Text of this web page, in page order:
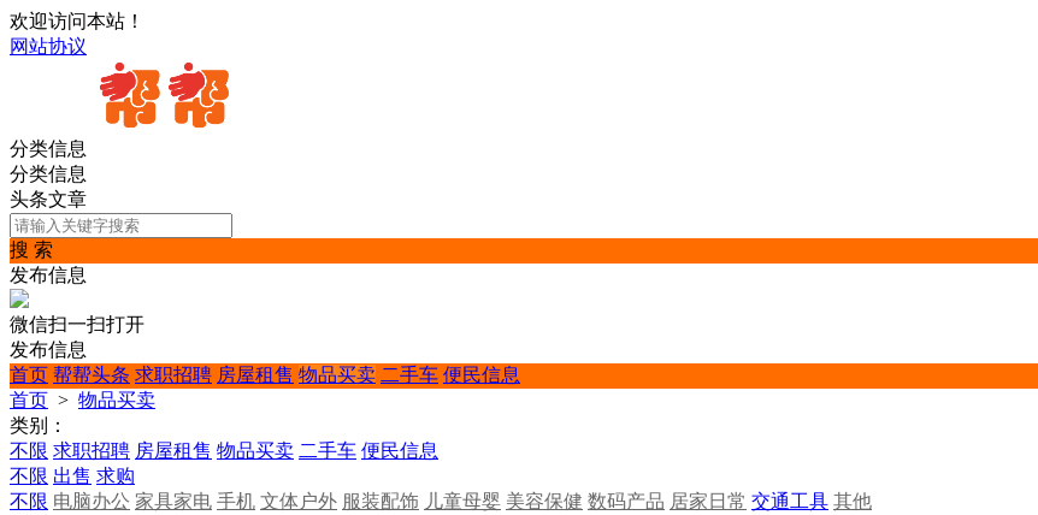
欢迎访问本站！
网站协议
分类信息
分类信息
头条文章
搜 索
发布信息
微信扫一扫打开
发布信息
首页 帮帮头条 求职招聘 房屋租售 物品买卖 二手车 便民信息
首页 > 物品买卖
类别：
不限 求职招聘 房屋租售 物品买卖 二手车 便民信息
不限 出售 求购
不限 电脑办公 家具家电 手机 文体户外 服装配饰 儿童母婴 美容保健 数码产品 居家日常 交通工具 其他